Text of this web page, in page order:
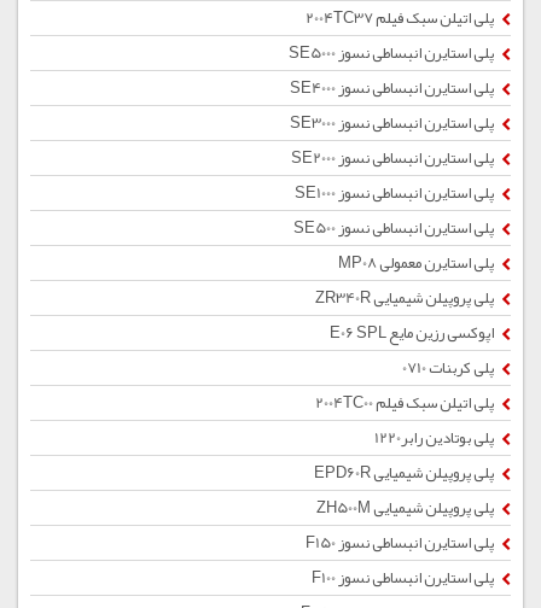
پلی اتیلن سبک فیلم 2004TC37
پلی استایرن انبساطی نسوز SE5000
پلی استایرن انبساطی نسوز SE4000
پلی استایرن انبساطی نسوز SE3000
پلی استایرن انبساطی نسوز SE2000
پلی استایرن انبساطی نسوز SE1000
پلی استایرن انبساطی نسوز SE500
پلی استایرن معمولی MP08
پلی پروپیلن شیمیایی ZR340R
اپوکسی رزین مایع E06 SPL
پلی کربنات 0710
پلی اتیلن سبک فیلم 2004TC00
پلی بوتادین رابر1220
پلی پروپیلن شیمیایی EPD60R
پلی پروپیلن شیمیایی ZH500M
پلی استایرن انبساطی نسوز F150
پلی استایرن انبساطی نسوز F100